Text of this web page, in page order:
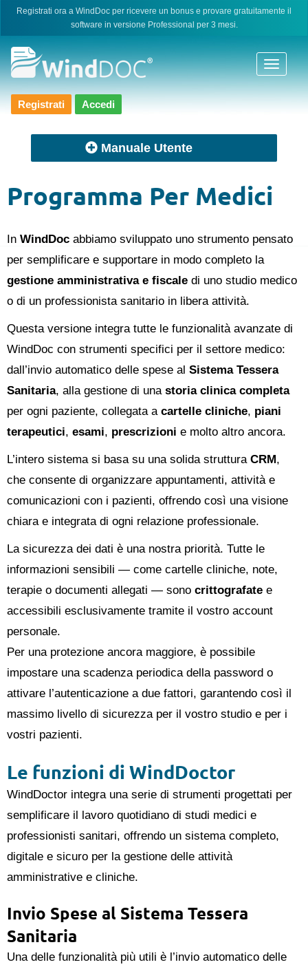
Skip
content
Registrati ora a WindDoc per ricevere un bonus e provare gratuitamente il
software in versione Professional per 3 mesi.
Registrati Accedi
Manuale Utente
Programma Per Medici
In WindDoc abbiamo sviluppato uno strumento pensato
per semplificare e supportare in modo completo la
gestione amministrativa e fiscale di uno studio medico
o di un professionista sanitario in libera attività.
Questa versione integra tutte le funzionalità avanzate di
WindDoc con strumenti specifici per il settore medico:
dall’invio automatico delle spese al Sistema Tessera
Sanitaria, alla gestione di una storia clinica completa
per ogni paziente, collegata a cartelle cliniche, piani
terapeutici, esami, prescrizioni e molto altro ancora.
L’intero sistema si basa su una solida struttura CRM ,
che consente di organizzare appuntamenti, attività e
comunicazioni con i pazienti, offrendo così una visione
chiara e integrata di ogni relazione professionale.
La sicurezza dei dati è una nostra priorità. Tutte le
informazioni sensibili — come cartelle cliniche, note,
terapie o documenti allegati — sono crittografate e
accessibili esclusivamente tramite il vostro account
personale.
Per una protezione ancora maggiore, è possibile
impostare una scadenza periodica della password o
attivare l’autenticazione a due fattori, garantendo così il
massimo livello di sicurezza per il vostro studio e per i
vostri pazienti.
Le funzioni di WindDoctor
WindDoctor integra una serie di strumenti progettati per
semplificare il lavoro quotidiano di studi medici e
professionisti sanitari, offrendo un sistema completo,
digitale e sicuro per la gestione delle attività
amministrative e cliniche.
Invio Spese al Sistema Tessera
Sanitaria
Una delle funzionalità più utili è l’invio automatico delle